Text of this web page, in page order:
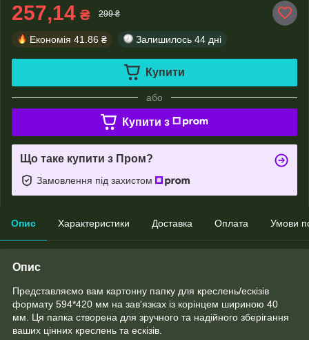
257,14 ₴ 299 ₴
Економія 41.86 ₴ Залишилось 44 дні
Купити
або
Купити з
Що таке купити з Пром?
Замовлення під захистом
Опис Характеристики Доставка Оплата Умови
Опис
Представляємо вам картонну папку для креслень/ескізів
формату 594*420 мм на зав'язках із корінцем шириною 40
мм. Ця папка створена для зручного та надійного зберігання
ваших цінних креслень та ескізів.